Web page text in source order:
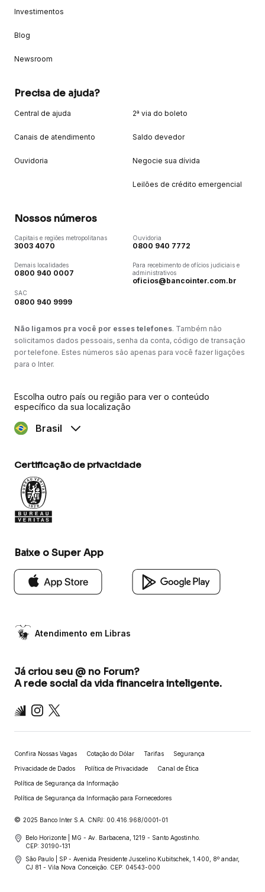
Investimentos
Blog
Newsroom
Precisa de ajuda?
Central de ajuda
Canais de atendimento
Ouvidoria
2ª via do boleto
Saldo devedor
Negocie sua dívida
Leilões de crédito emergencial
Nossos números
Capitais e regiões metropolitanas
3003 4070
Demais localidades
0800 940 0007
SAC
0800 940 9999
Ouvidoria
0800 940 7772
Para recebimento de ofícios judiciais e
administrativos
oficios@bancointer.com.br
Não ligamos pra você por esses telefones. Também não
solicitamos dados pessoais, senha da conta, código de transação
por telefone. Estes números são apenas para você fazer ligações
para o Inter.
Escolha outro país ou região para ver o conteúdo
específico da sua localização
Brasil
Certificação de privacidade
Baixe o Super App
Atendimento em Libras
Já criou seu @ no Forum?
A rede social da vida financeira inteligente.
Inter Instagram
X
Confira Nossas Vagas Cotação do Dólar Tarifas Segurança
Privacidade de Dados Política de Privacidade Canal de Ética
Política de Segurança da Informação
Política de Segurança da Informação para Fornecedores
© 2025 Banco Inter S.A. CNPJ: 00.416.968/0001-01
Belo Horizonte | MG - Av. Barbacena, 1219 - Santo Agostinho.
CEP: 30190-131
São Paulo | SP - Avenida Presidente Juscelino Kubitschek, 1.400, 8º andar,
CJ 81 - Vila Nova Conceição. CEP: 04543-000